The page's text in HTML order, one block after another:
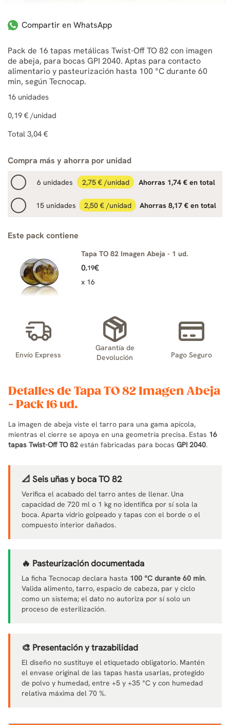
Compartir en WhatsApp
Compra más y ahorra por unidad
6 unidades 2,75 € /unidad Ahorras 1,74 € en total
15 unidades 2,50 € /unidad Ahorras 8,17 € en total
Pack de 16 tapas metálicas Twist-Off TO 82 con imagen
de abeja, para bocas GPI 2040. Aptas para contacto
alimentario y pasteurización hasta 100 °C durante 60
min, según Tecnocap.
16 unidades
0,19 € /unidad
Total 3,04 €
Este pack contiene
Tapa TO 82 Imagen Abeja - 1 ud.
0,19€
x 16
Envío Express
Garantía de
Devolución
Pago Seguro
Detalles de Tapa TO 82 Imagen Abeja
- Pack 16 ud.
La imagen de abeja viste el tarro para una gama apícola,
mientras el cierre se apoya en una geometría precisa. Estas 16
tapas Twist-Off TO 82 están fabricadas para bocas GPI 2040.
📐 Seis uñas y boca TO 82
Verifica el acabado del tarro antes de llenar. Una
capacidad de 720 ml o 1 kg no identifica por sí sola la
boca. Aparta vidrio golpeado y tapas con el borde o el
compuesto interior dañados.
🔥 Pasteurización documentada
La ficha Tecnocap declara hasta 100 °C durante 60 min.
Valida alimento, tarro, espacio de cabeza, par y ciclo
como un sistema; el dato no autoriza por sí solo un
proceso de esterilización.
🎨 Presentación y trazabilidad
El diseño no sustituye el etiquetado obligatorio. Mantén
el envase original de las tapas hasta usarlas, protegido
de polvo y humedad, entre +5 y +35 °C y con humedad
relativa máxima del 70 %.